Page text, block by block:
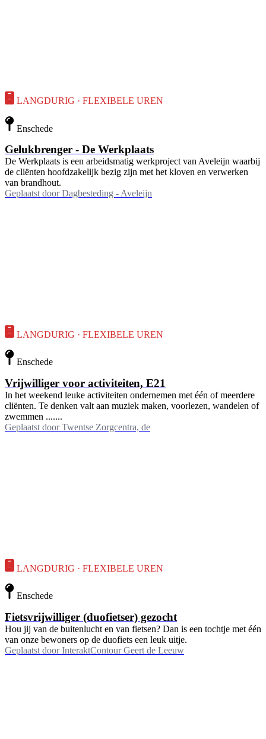
LANGDURIG · FLEXIBELE UREN
Enschede
Gelukbrenger - De Werkplaats
De Werkplaats is een arbeidsmatig werkproject van Aveleijn waarbij
de cliënten hoofdzakelijk bezig zijn met het kloven en verwerken
van brandhout.
Geplaatst door Dagbesteding - Aveleijn
LANGDURIG · FLEXIBELE UREN
Enschede
Vrijwilliger voor activiteiten, E21
In het weekend leuke activiteiten ondernemen met één of meerdere
cliënten. Te denken valt aan muziek maken, voorlezen, wandelen of
zwemmen .......
Geplaatst door Twentse Zorgcentra, de
LANGDURIG · FLEXIBELE UREN
Enschede
Fietsvrijwilliger (duofietser) gezocht
Hou jij van de buitenlucht en van fietsen? Dan is een tochtje met één
van onze bewoners op de duofiets een leuk uitje.
Geplaatst door InteraktContour Geert de Leeuw